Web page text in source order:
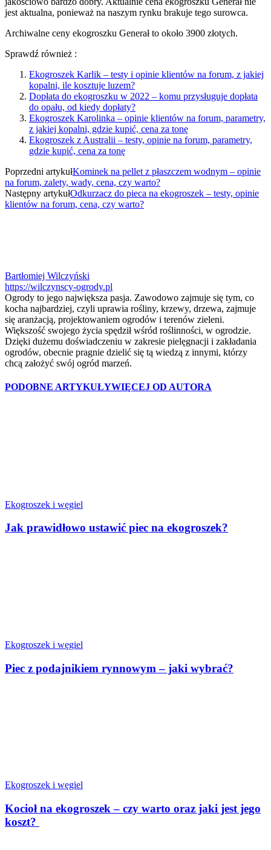
jest aktualna, ponieważ na naszym rynku brakuje tego surowca.
Archiwalne ceny ekogroszku Generał to około 3900 złotych.
Sprawdź również :
Ekogroszek Karlik – testy i opinie klientów na forum, z jakiej
kopalni, ile kosztuje luzem?
Dopłata do ekogroszku w 2022 – komu przysługuje dopłata
do opału, od kiedy dopłaty?
Ekogroszek Karolinka – opinie klientów na forum, parametry,
z jakiej kopalni, gdzie kupić, cena za tonę
Ekogroszek z Australii – testy, opinie na forum, parametry,
gdzie kupić, cena za tonę
Poprzedni artykułKominek na pellet z płaszczem wodnym – opinie
na forum, zalety, wady, cena, czy warto?
Następny artykułOdkurzacz do pieca na ekogroszek – testy, opinie
klientów na forum, cena, czy warto?
Bartłomiej Wilczyński
https://wilczynscy-ogrody.pl
Ogrody to jego największa pasja. Zawodowo zajmuje się tym, co
kocha najbardziej, czyli uprawia rośliny, krzewy, drzewa, zajmuje
się aranżacją, projektowaniem ogrodów i terenów zieleni.
Większość swojego życia spędził wśród roślinności, w ogrodzie.
Dzięki dużemu doświadczeniu w zakresie pielęgnacji i zakładania
ogrodów, obecnie pragnie dzielić się tą wiedzą z innymi, którzy
chcą założyć swój ogród marzeń.
PODOBNE ARTYKUŁYWIĘCEJ OD AUTORA
Ekogroszek i węgiel
Jak prawidłowo ustawić piec na ekogroszek?
Ekogroszek i węgiel
Piec z podajnikiem rynnowym – jaki wybrać?
Ekogroszek i węgiel
Kocioł na ekogroszek – czy warto oraz jaki jest jego
koszt?